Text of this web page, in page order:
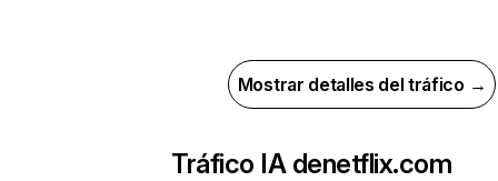
Mostrar detalles del tráfico →
Tráfico IA denetflix.com